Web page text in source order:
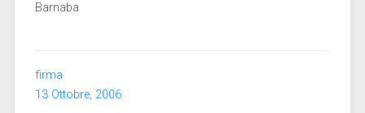
Barnaba
firma
13 Ottobre, 2006